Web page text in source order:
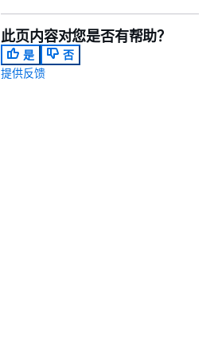
此页内容对您是否有帮助？
是
否
提供反馈